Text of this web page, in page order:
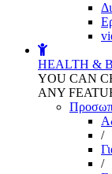
HEALTH &
YOU CAN
ANY
/
/